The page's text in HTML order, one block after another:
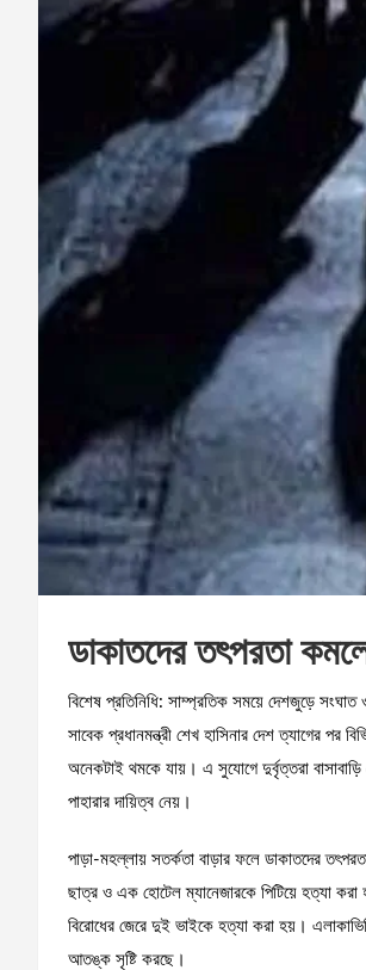
ডাকাতদের তৎপরতা
বিশেষ প্রতিনিধি: সাম্প্রতিক সময়ে দেশজুড়ে
সাবেক প্রধানমন্ত্রী শেখ হাসিনার দেশ ত্যাগের পর
অনেকটাই থমকে যায়। এ সুযোগে দুর্বৃত্তরা
পাহারার দায়িত্ব নেয়।
পাড়া-মহল্লায় সতর্কতা বাড়ার ফলে ডাকাতদের
ছাত্র ও এক হোটেল ম্যানেজারকে পিটিয়ে হত্যা করা
বিরোধের জেরে দুই ভাইকে হত্যা করা হয়।
আতঙ্ক সৃষ্টি করছে।